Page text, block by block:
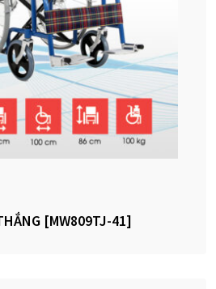
[MW809TJ-41]